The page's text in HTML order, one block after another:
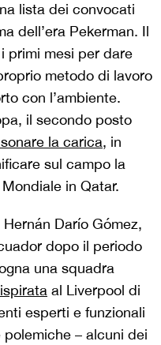
lista dei convocati
dell’era Pekerman. Il
primi mesi per dare
metodo di lavoro
con l’ambiente.
il secondo posto
la carica, in
sul campo la
in Qatar.
án Darío Gómez,
dopo il periodo
una squadra
al Liverpool di
esperti e funzionali
– alcuni dei